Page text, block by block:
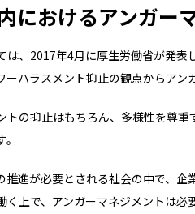
におけるアンガー
、 2017年4月に厚生労働省が発表
ーハラスメント抑止の観点からアン
トの抑止はもちろん、多様性を尊
推進が必要とされる社会の中で、
く上で、アンガーマネジメントは必